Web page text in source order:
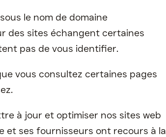
le nom de domaine
des sites échangent certaines
pas de vous identifier.
vous consultez certaines pages
à jour et optimiser nos sites web
et ses fournisseurs ont recours à la